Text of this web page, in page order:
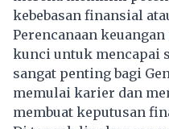
kebebasan finansial
Perencanaan
kunci untuk mencapai
sangat penting bagi
memulai karier dan
membuat keputusan